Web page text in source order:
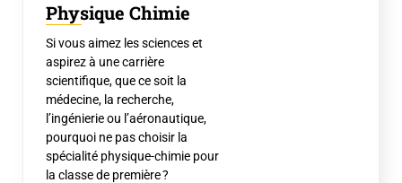
Physique Chimie
Si vous aimez les sciences et
aspirez à une carrière
scientifique, que ce soit la
médecine, la recherche,
l’ingénierie ou l’aéronautique,
pourquoi ne pas choisir la
spécialité physique-chimie pour
la classe de première ?